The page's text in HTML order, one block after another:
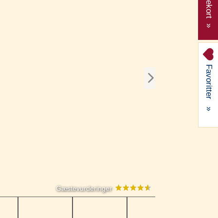
Favoritter
»
Gæstevurderinger